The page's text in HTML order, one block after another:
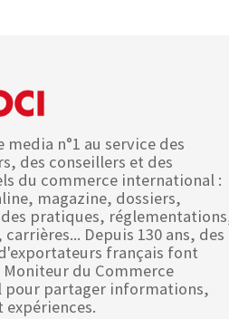
media n°1 au service des
des conseillers et des
du commerce international :
magazine, dossiers,
pratiques,
Depuis 130 ans, des
français font
du Commerce
pour partager informations,
expériences.